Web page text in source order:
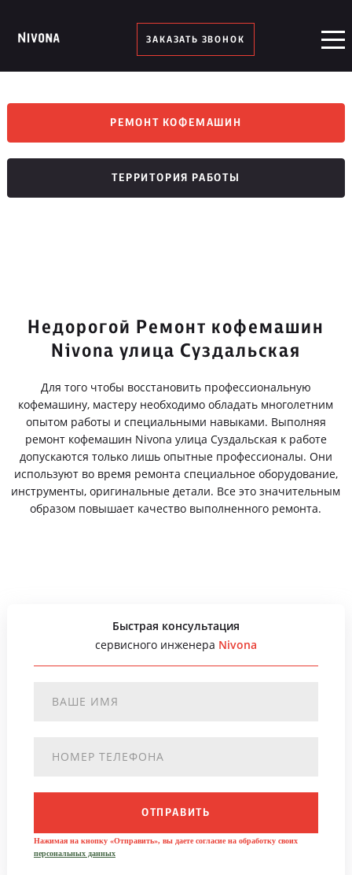
ЗАКАЗАТЬ ЗВОНОК
РЕМОНТ КОФЕМАШИН
ТЕРРИТОРИЯ РАБОТЫ
Недорогой Ремонт кофемашин
Nivona улица Суздальская
Для того чтобы восстановить профессиональную
кофемашину, мастеру необходимо обладать многолетним
опытом работы и специальными навыками. Выполняя
ремонт кофемашин Nivona улица Суздальская к работе
допускаются только лишь опытные профессионалы. Они
используют во время ремонта специальное оборудование,
инструменты, оригинальные детали. Все это значительным
образом повышает качество выполненного ремонта.
Быстрая консультация
сервисного инженера Nivona
ОТПРАВИТЬ
Нажимая на кнопку «Отправить», вы даете согласие на обработку своих
персональных данных